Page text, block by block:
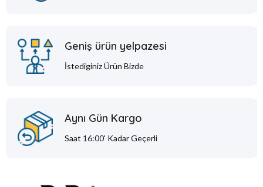
Geniş ürün yelpazesi
İstediginiz Ürün Bizde
Aynı Gün Kargo
Saat 16:00' Kadar Geçerli